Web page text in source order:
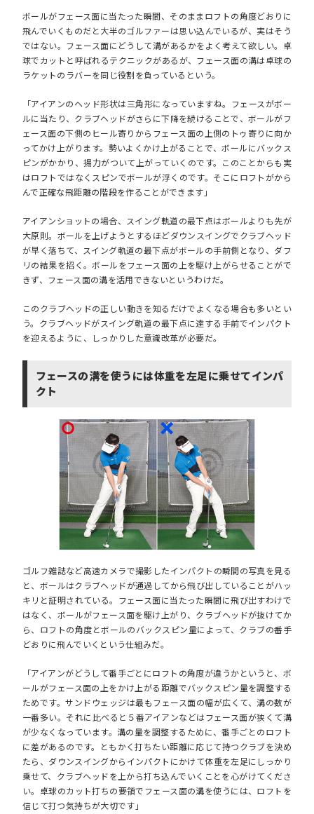
ボールがフェース面に当たった瞬間、そのままロフトの角度どおりに
飛んでいくものだと大半のゴルファーは思い込んでいるが、実はそう
ではない。フェース面にどうして溝があるかをよく考えて欲しい。卓
球でカットと呼ばれるテクニックがあるが、フェース面の溝は卓球の
ラケットのラバーを同じ役割を負っているという。
「アイアンのヘッド形状は三角形になっていますね。フェースがボー
ルに当たり、クラブヘッドがさらに下降を続けることで、ボールがフ
ェース面の下側のヒール寄りからフェース面の上側のトゥ寄りに向か
ってかけ上がります。勢いよくかけ上がることで、ボールにバックス
ピンがかかり、揚力がついて上がっていくのです。このことからも 実
はロフトではなくスピンでボールが浮く のです。そこにロフトがから
んで正確な飛距離の階段を作ることができます」
アイアンショットの場合、スイング軌道の最下点はボールよりも先が
大原則。 ボールを上げようとするほどダウンスイングでクラブヘッド
が早く落ちて、スイング軌道の最下点がボールの手前側となり、ダフ
リの結果を招く。ボールをフェース面の上を駆け上がらせることがで
きず、フェース面の溝を活用できないというわけだ。
このクラブヘッドの正しい動きを知るだけでよくなる場合も多いとい
う。クラブヘッドがスイング軌道の最下点に達する手前でインパクト
を迎えるように、しっかりした意識改革が必要だ。
フェースの溝を使うには体重を左足に乗せてインパ
クト
ゴルフ雑誌など高速カメラで撮影したインパクトの瞬間の写真を見る
と、ボールはクラブヘッドが通過してから飛び出していることがハッ
キリと証明されている。フェース面に当たった瞬間に飛び出すわけで
はなく、ボールがフェース面を駆け上がり、クラブヘッドが抜けてか
ら、ロフトの角度とボールのバックスピン量によって、クラブの番手
どおりに飛んでいくという仕組みだ。
「アイアンがどうして番手ごとにロフトの角度が違うかというと、ボ
ールがフェース面の上をかけ上がる距離でバックスピン量を調整する
ためです。サンドウェッジは最もフェース面の幅が広くて、溝の数が
一番多い。それに比べると５番アイアンなどはフェース面が狭くて溝
が少なくなっています。溝の量を調整するために、番手ごとのロフト
に差があるのです。ともかく打ちたい距離に応じて持つクラブを決め
たら、 ダウンスイングからインパクトにかけて体重を左足にしっかり
乗せて、クラブヘッドを上から打ち込んでいくことを心がけてくださ
い。 卓球のカット打ちの要領でフェース面の溝を使うには、ロフトを
信じて打つ気持ちが大切です」